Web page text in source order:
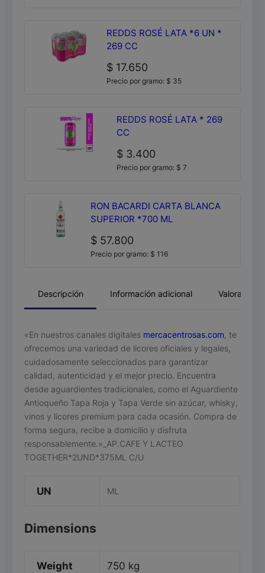
REDDS ROSÉ LATA *6 UN *
269 CC
$ 17.650
Precio por gramo: $ 35
REDDS ROSÉ LATA * 269
CC
$ 3.400
Precio por gramo: $ 7
RON BACARDI CARTA BLANCA
SUPERIOR *700 ML
$57.800
Precio por gramo: $ 116
Descripción Información adicional
«En nuestros canales digitales mercacentrosas.com , te
ofrecemos una variedad de licores oficiales y legales,
cuidadosamente seleccionados para garantizar
calidad, autenticidad y el mejor precio. Encuentra
desde aguardientes tradicionales, como el Aguardiente
Antioqueño Tapa Roja y Tapa Verde sin azúcar, whisky,
vinos y licores premium para cada ocasión. Compra de
forma segura, recibe a domicilio y disfruta
responsablemente.»_AP.CAFE Y LACTEO
TOGETHER*2UND*375ML C/U
UN ML
Dimensions
Weight 750 kg